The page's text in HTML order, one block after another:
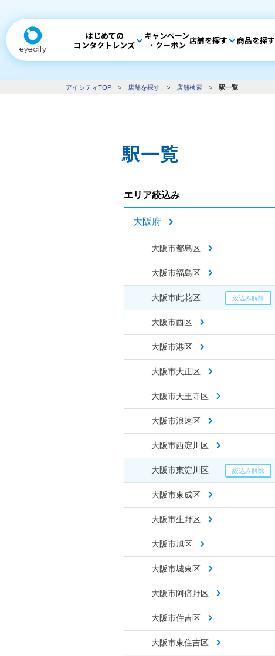
はじめての
コンタクトレンズ
キャンペーン
・クーポン 店舗を探す 商品を探す
アイシティTOP > 店舗を探す > 店舗検索 > 駅一覧
駅一覧
エリア絞込み
大阪府
大阪市都島区
大阪市福島区
大阪市此花区
大阪市西区
大阪市港区
大阪市大正区
大阪市天王寺区
大阪市浪速区
大阪市西淀川区
大阪市東淀川区
大阪市東成区
大阪市生野区
大阪市旭区
大阪市城東区
大阪市阿倍野区
大阪市住吉区
大阪市東住吉区